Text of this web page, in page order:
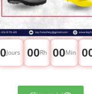
0Jours 00Rh 00Min